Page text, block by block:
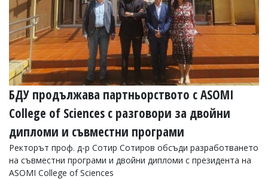
редакцията
не
носи
отговорност
за
тях!
Ако
откриете
обиден
за
вас
коментар,
моля
сигнализирайте
ни!
БДУ продължава партньорството с ASOMI
College of Sciences с разговори за двойни
дипломи и съвместни програми
Ректорът проф. д-р Сотир Сотиров обсъди разработването
на съвместни програми и двойни дипломи с президента на
ASOMI College of Sciences